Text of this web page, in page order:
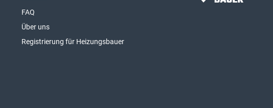
FAQ
Über uns
Registrierung für Heizungsbauer